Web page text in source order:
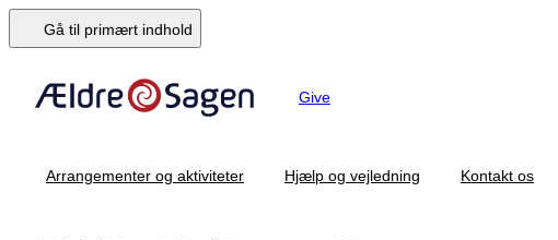
Gå til primært indhold
Give
Arrangementer og aktiviteter Hjælp og vejledning Kontakt os